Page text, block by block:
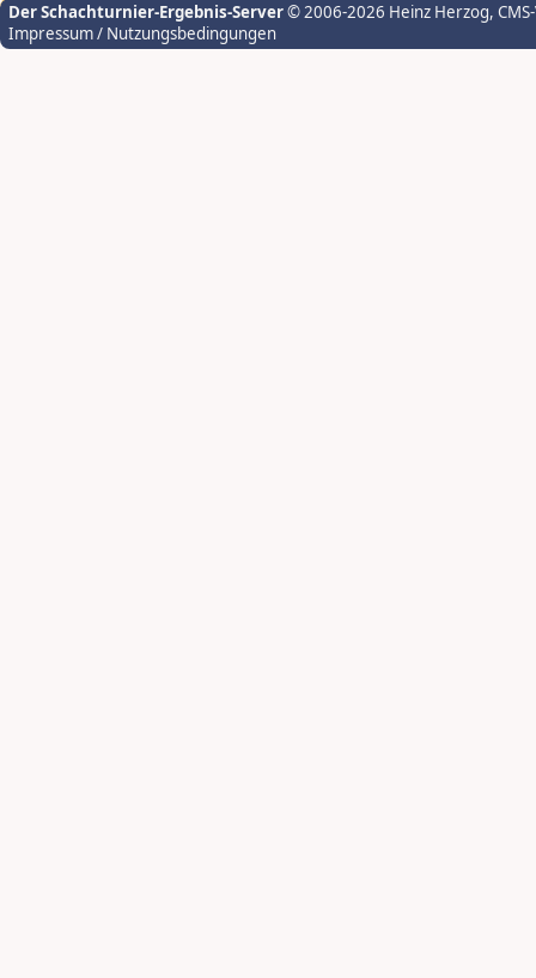
Der Schachturnier-Ergebnis-Server© 2006-2026 Heinz Herzog,
Impressum / Nutzungsbedingungen